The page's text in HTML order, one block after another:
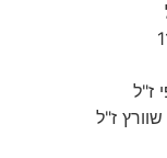
ז"ל
ז"ל